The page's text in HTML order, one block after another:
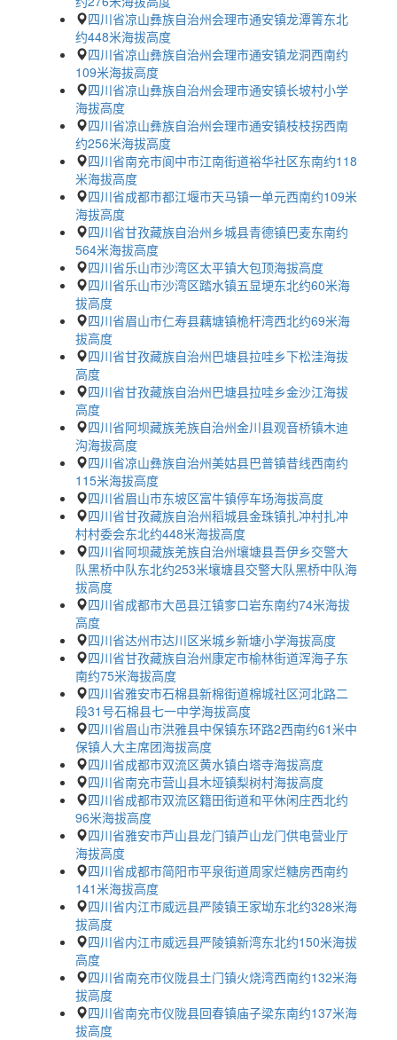
四川省凉山彝族自治州会理市通安镇龙潭箐东北
约448米海拔高度
四川省凉山彝族自治州会理市通安镇龙洞西南约
109米海拔高度
四川省凉山彝族自治州会理市通安镇长坡村小学
海拔高度
四川省凉山彝族自治州会理市通安镇枝枝拐西南
约256米海拔高度
四川省南充市阆中市江南街道裕华社区东南约118
米海拔高度
四川省成都市都江堰市天马镇一单元西南约109米
海拔高度
四川省甘孜藏族自治州乡城县青德镇巴麦东南约
564米海拔高度
四川省乐山市沙湾区太平镇大包顶海拔高度
四川省乐山市沙湾区踏水镇五显埂东北约60米海
拔高度
四川省眉山市仁寿县藕塘镇桅杆湾西北约69米海
拔高度
四川省甘孜藏族自治州巴塘县拉哇乡下松洼海拔
高度
四川省甘孜藏族自治州巴塘县拉哇乡金沙江海拔
高度
四川省阿坝藏族羌族自治州金川县观音桥镇木迪
沟海拔高度
四川省凉山彝族自治州美姑县巴普镇昔线西南约
115米海拔高度
四川省眉山市东坡区富牛镇停车场海拔高度
四川省甘孜藏族自治州稻城县金珠镇扎冲村扎冲
村村委会东北约448米海拔高度
四川省阿坝藏族羌族自治州壤塘县吾伊乡交警大
队黑桥中队东北约253米壤塘县交警大队黑桥中队海
拔高度
四川省成都市大邑县江镇奓口岩东南约74米海拔
高度
四川省达州市达川区米城乡新塘小学海拔高度
四川省甘孜藏族自治州康定市榆林街道浑海子东
南约75米海拔高度
四川省雅安市石棉县新棉街道棉城社区河北路二
段31号石棉县七一中学海拔高度
四川省眉山市洪雅县中保镇东环路2西南约61米中
保镇人大主席团海拔高度
四川省成都市双流区黄水镇白塔寺海拔高度
四川省南充市营山县木垭镇梨树村海拔高度
四川省成都市双流区籍田街道和平休闲庄西北约
96米海拔高度
四川省雅安市芦山县龙门镇芦山龙门供电营业厅
海拔高度
四川省成都市简阳市平泉街道周家烂糖房西南约
141米海拔高度
四川省内江市威远县严陵镇王家坳东北约328米海
拔高度
四川省内江市威远县严陵镇新湾东北约150米海拔
高度
四川省南充市仪陇县土门镇火烧湾西南约132米海
拔高度
四川省南充市仪陇县回春镇庙子梁东南约137米海
拔高度